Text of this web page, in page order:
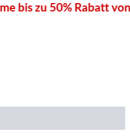
zu 50% Rabatt